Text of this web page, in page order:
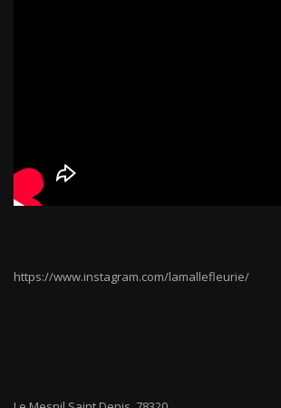
https://www.instagram.com/lamallefleurie/